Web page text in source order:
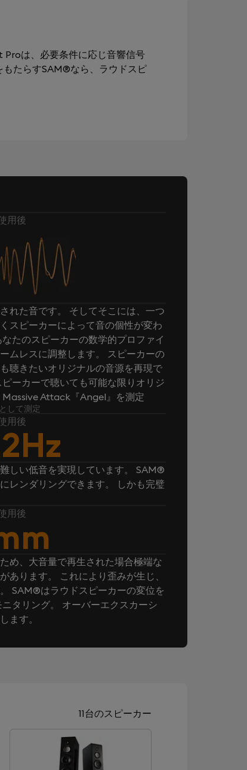
は、必要条件に応じ音響信号
もたらすSAM®なら、ラウドスピ
用後
れた音です。 そしてそこには、一つ
スピーカーによって音の個性が変わ
たのスピーカーの数学的プロファイ
ムレスに調整します。 スピーカーの
聴きたいオリジナルの音源を再現で
ーカーで聴いても可能な限りオリジ
Attack『Angel』を測定
して測定
用後
しい低音を実現しています。 SAM®
レンダリングできます。 しかも完璧
用後
め、大音量で再生された場合極端な
あります。 これにより歪みが生じ、
SAM®はラウドスピーカーの変位を
タリング。 オーバーエクスカーシ
ます。
11台のスピーカー